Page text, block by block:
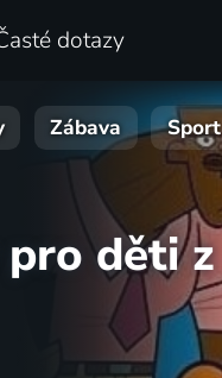
dotazy
Zábava Sport
děti z